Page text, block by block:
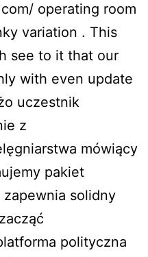
operating room
variation . This
see to it that our
with even update
uczestnik
z
mówiący
pakiet
solidny
polityczna